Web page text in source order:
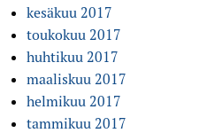
kesäkuu 2017
toukokuu 2017
huhtikuu 2017
maaliskuu 2017
helmikuu 2017
tammikuu 2017